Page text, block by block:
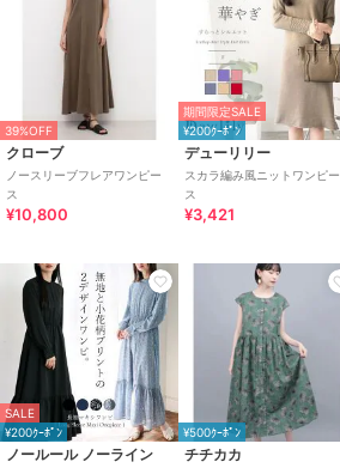
39%OFF
クローブ
ノースリーブフレアワンピー
ス
¥10,800
期間限定SALE
¥200ｸｰﾎﾟﾝ
デューリリー
スカラ編み風ニットワンピー
ス
¥3,421
SALE
¥200ｸｰﾎﾟﾝ
ノールール ノーライン
¥500ｸｰﾎﾟﾝ
チチカカ